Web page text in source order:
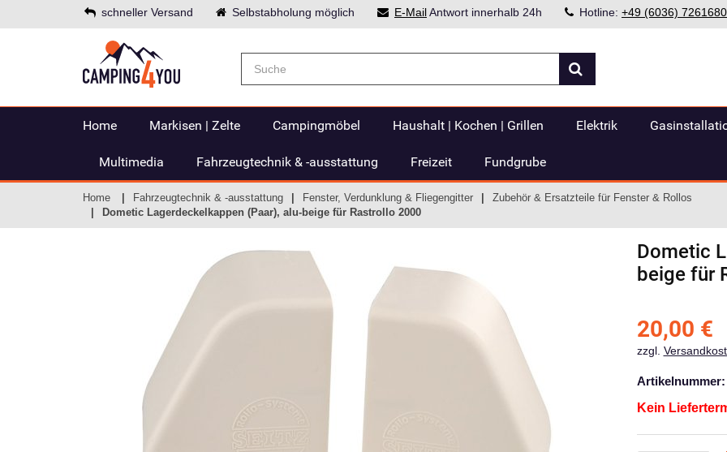
schneller Versand Selbstabholung möglich E-MailAntwort innerhalb 24h Hotline: +49 (6036) 7261680
Home Markisen | Zelte Campingmöbel Haushalt | Kochen | Grillen Elektrik
Multimedia Fahrzeugtechnik & -ausstattung Freizeit Fundgrube
Home Fahrzeugtechnik & -ausstattung Fenster, Verdunklung & Fliegengitter
Zubehör & Ersatzteile für Fenster & Rollos
Dometic Lagerdeckelkappen (Paar), alu-beige für Rastrollo 2000
Dometic
beige für
20,00 €
zzgl.
Artikelnummer:
Kein